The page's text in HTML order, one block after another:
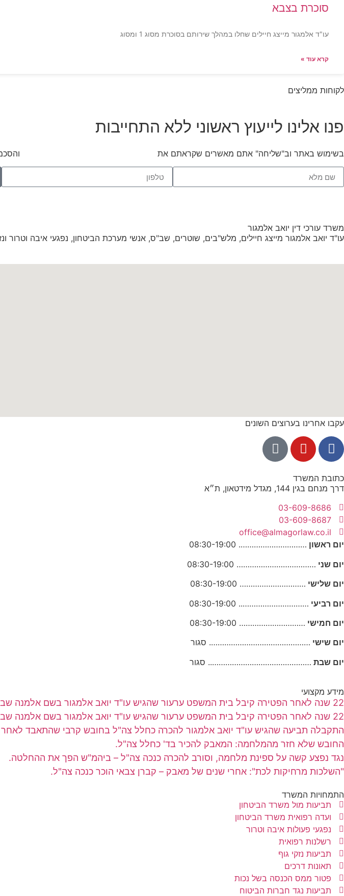
סוכרת בצבא
עו"ד אלמגור מייצג חיילים שחלו במהלך שירותם בסוכרת מסוג 1 ומסוג
קרא עוד »
לקוחות ממליצים
פנו אלינו לייעוץ ראשוני ללא התחייבות
בשימוש באתר וב"שליחה" אתם מאשרים שקראתם את
משרד עורכי דין יואב אלמגור
עו"ד יואב אלמגור מייצג חיילים, מלש"בים, שוטרים, שב"ס, אנשי מערכת הביטחון, נפגעי איבה וטרור ונזקי
עקבו אחרינו בערוצים השונים
כתובת המשרד
דרך מנחם בגין 144, מגדל מידטאון, ת״א
03-609-8686
03-609-8687
office@almagorlaw.co.il
יום ראשון …………………………. 08:30-19:00
יום שני ……………………………… 08:30-19:00
יום שלישי ………………………… 08:30-19:00
יום רביעי ………………………….. 08:30-19:00
יום חמישי ………………………… 08:30-19:00
יום שישי ………………………………………. סגור
יום שבת ……………………………………….. סגור
מידע מקצועי
22 שנה לאחר הפטירה קיבל בית המשפט ערעור שהגיש עו"ד יואב אלמגור בשם אלמנה שבעלה נפטר מסרטן
22 שנה לאחר הפטירה קיבל בית המשפט ערעור שהגיש עו"ד יואב אלמגור בשם אלמנה שבעלה נפטר מסרטן
התקבלה תביעה שהגיש עו"ד יואב אלמגור להכרה כחלל צה"ל בחובש קרבי שהתאבד
החובש שלא חזר מהמלחמה: המאבק להכיר בד' כחלל צה"ל.
נגד נפצע קשה על ספינת מלחמה, וסורב להכרה כנכה צה"ל – ביהמ"ש הפך את ההחלטה.
"השלכות מרחיקות לכת": אחרי שנים של מאבק – קברן צבאי הוכר כנכה צה"ל.
התמחויות המשרד
תביעות מול משרד הביטחון
ועדה רפואית משרד הביטחון
נפגעי פעולות איבה וטרור
רשלנות רפואית
תביעות נזקי גוף
תאונות דרכים
פטור ממס הכנסה בשל נכות
תביעות נגד חברות הביטוח